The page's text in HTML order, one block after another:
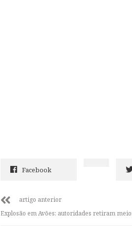
Facebook
artigo anterior
Explosão em Avões: autoridades retiram